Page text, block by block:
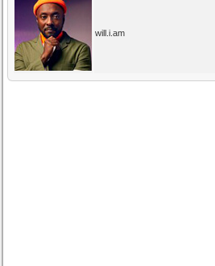
will.i.am